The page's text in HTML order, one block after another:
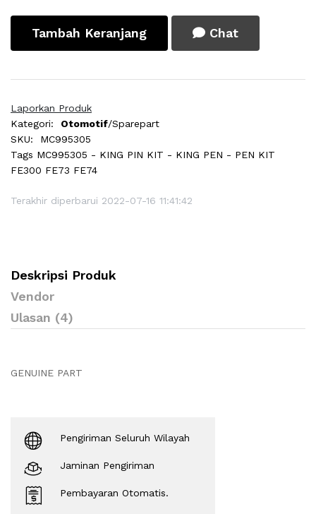
Tambah Keranjang Chat
Laporkan Produk
Kategori:
Otomotif/Sparepart
SKU:
MC995305
Tags MC995305 - KING PIN KIT - KING PEN - PEN KIT
FE300 FE73 FE74
Terakhir diperbarui 2022-07-16 11:41:42
Deskripsi Produk
Vendor
Ulasan (4)
GENUINE PART
Pengiriman Seluruh Wilayah
Jaminan Pengiriman
Pembayaran Otomatis.